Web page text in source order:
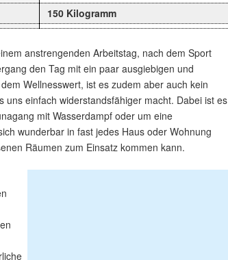
150 Kilogramm
anstrengenden Arbeitstag, nach dem Sport
den Tag mit ein paar ausgiebigen und
Wellnesswert, ist es zudem aber auch kein
einfach widerstandsfähiger macht. Dabei ist es
mit Wasserdampf oder um eine
wunderbar in fast jedes Haus oder Wohnung
Räumen zum Einsatz kommen kann.